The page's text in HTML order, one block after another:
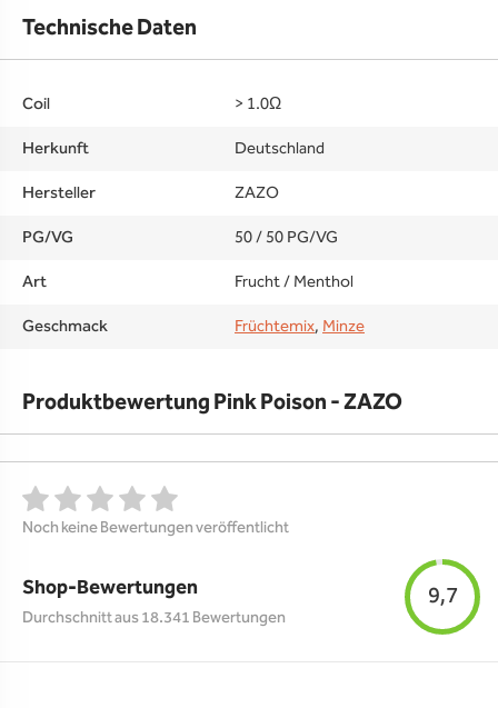
Technische Daten
Coil
> 1.0Ω
Herkunft
Deutschland
Hersteller
ZAZO
PG/VG
50 / 50 PG/VG
Art
Frucht / Menthol
Geschmack
Früchtemix,Minze
Produktbewertung Pink Poison - ZAZO
Noch keine Bewertungen veröffentlicht
Shop-Bewertungen
Durchschnitt aus 18.341 Bewertungen
9,7